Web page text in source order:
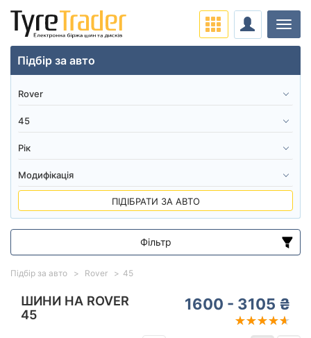
ШИНИ НА ROVER
45
1600 - 3105 ₴
Підбір за авто Rover 45
Підбір за авто
ПІДІБРАТИ ЗА АВТО
Фільтр
Діапазон цін
від